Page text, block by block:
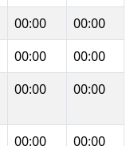
00:00
00:00
00:00
00:00
00:00 00:00
00:00 00:00